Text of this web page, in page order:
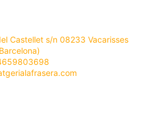
Castellet s/n 08233 Vacarisses